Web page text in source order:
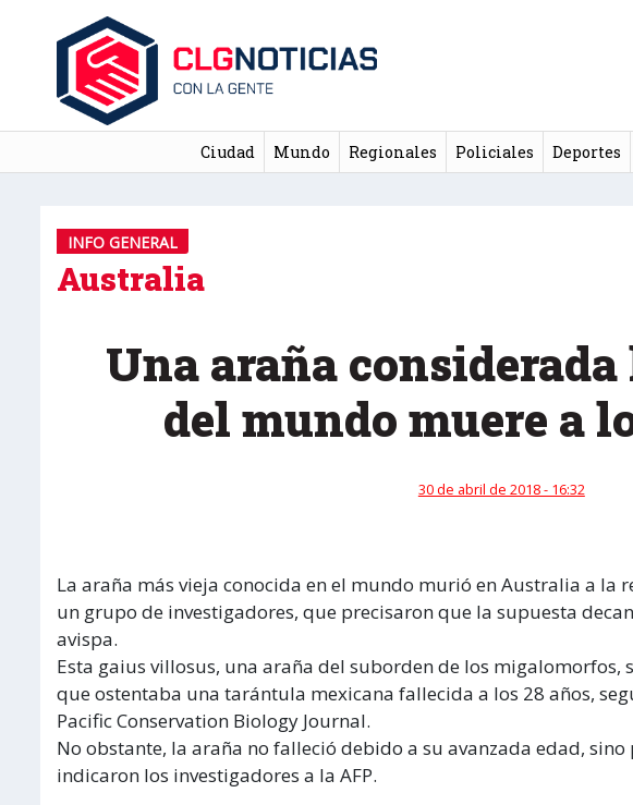
Ciudad Mundo Regionales Policiales Deportes
INFO GENERAL
Australia
Una araña
del mundo muere a
30 de abril de 2018 - 16:32
La araña más vieja conocida en el mundo murió en Australia a la
un grupo de investigadores, que precisaron que la supuesta
avispa.
Esta gaius villosus, una araña del suborden de los migalomorfos,
que ostentaba una tarántula mexicana fallecida a los 28 años,
Pacific Conservation Biology Journal.
No obstante, la araña no falleció debido a su avanzada edad,
indicaron los investigadores a la AFP.